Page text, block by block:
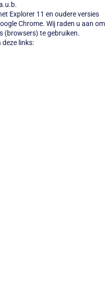
Explorer 11 en oudere versies
Chrome. Wij raden u aan om
(browsers) te gebruiken.
links: